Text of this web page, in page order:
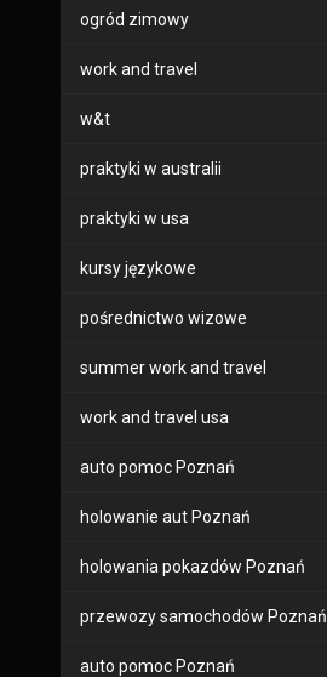
ogród zimowy
work and travel
w&t
praktyki w australii
praktyki w usa
kursy językowe
pośrednictwo wizowe
summer work and travel
work and travel usa
auto pomoc Poznań
holowanie aut Poznań
holowania pokazdów Poznań
przewozy samochodów Poznań
auto pomoc Poznań